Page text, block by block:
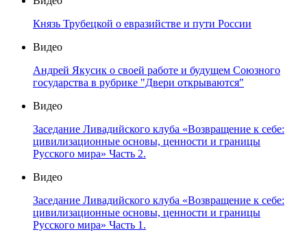
Князь Трубецкой о евразийстве и пути России
Видео
Андрей Якусик о своей работе и будущем Союзного
государства в рубрике "Двери открываются"
Видео
Заседание Ливадийского клуба «Возвращение к себе:
цивилизационные основы, ценности и границы
Русского мира» Часть 2.
Видео
Заседание Ливадийского клуба «Возвращение к себе:
цивилизационные основы, ценности и границы
Русского мира» Часть 1.